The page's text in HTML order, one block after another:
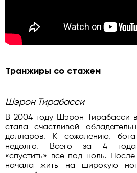
Транжиры со стажем
Шэрон Тирабасси
В 2004 году Шэрон Тирабасси
стала счастливой
долларов. К сожалению,
недолго. Всего за 4
«спустить» все под ноль.
начала жить на широкую